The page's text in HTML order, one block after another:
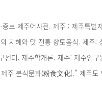
증보 제주어사전. 제주 : 제주특별
지혜와 맛 전통 향토음식. 제주:
센터. 제주학개론. 제주: 제주연
주 분식문화(粉食文化)." 제주도